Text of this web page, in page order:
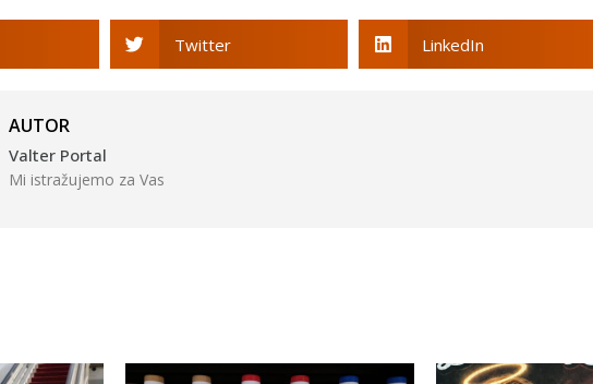
Twitter LinkedIn
AUTOR
Valter Portal
Mi istražujemo za Vas